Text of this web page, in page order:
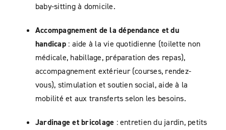
baby-sitting à domicile.
Accompagnement de la dépendance et du
handicap: aide à la vie quotidienne (toilette non
médicale, habillage, préparation des repas),
accompagnement extérieur (courses, rendez-
vous), stimulation et soutien social, aide à la
mobilité et aux transferts selon les besoins.
Jardinage et bricolage : entretien du jardin, petits